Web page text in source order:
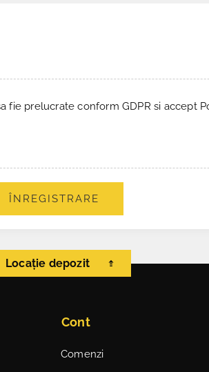
fie prelucrate conform GDPR si accept
ÎNREGISTRARE
Locație depozit
Cont
Comenzi